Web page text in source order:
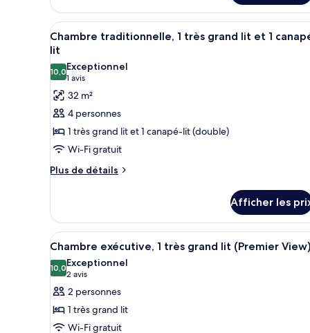
très
grand
lit,
accessible
aux
personnes
à
mobilité
réduite
Chambre
traditionnelle,
1
très
lit,
accessible
aux
personnes
à
mobilité
réduite
Afficher
toutes
les
photos
pour
ce
type
de
chambre :
Chambre
très
grand
lit
et
canapé-
lit
Une chambre d’hôtel avec
5
Chambre traditionnelle, 1 très grand lit et 1
lit
10,010,0 sur 10
Exceptionnel
1 avis
(1 avis)
32 m²
4 personnes
1 très grand lit et 1 canapé-lit (double)
Wi-Fi gratuit
Plus de détails
Plus
Chambre
traditionnelle,
1
très
grand
et
Afficher les
Afficher
toutes
les
photos
pour
ce
Une chambre d’hôtel avec
4
Chambre exécutive, 1 très grand lit (Premier View)
10,010,0 sur 10
Exceptionnel
2 avis
(2 avis)
2 personnes
1 très grand lit
Wi-Fi gratuit